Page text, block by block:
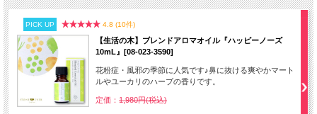
PICK UP 4.8 (10件)
【生活の木】ブレンドアロマオイル『ハッピーノーズ
10mL』[08-023-3590]
花粉症・風邪の季節に人気です♪鼻に抜ける爽やかマート
ルやユーカリのハーブの香りです。
定価： 1,980円(税込)